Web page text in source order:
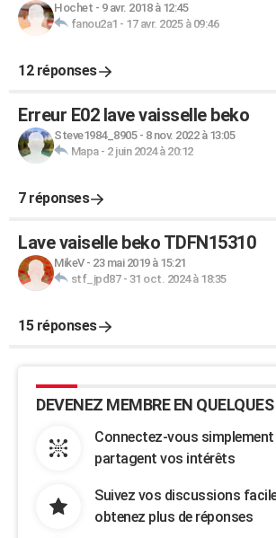
Hochet - 9 avr. 2018 à 12:45
fanou2a1 - 17 avr. 2025 à 09:46
12 réponses
Erreur E02 lave vaisselle beko
Steve1984_8905- 8 nov. 2022 à 13:05
Mapa- 2 juin 2024 à 20:12
7 réponses
Lave vaiselle beko TDFN15310
MikeV- 23 mai 2019 à 15:21
stf_jpd87- 31 oct. 2024 à 18:35
15 réponses
DEVENEZ MEMBRE EN
Connectez-vous simplement
partagent vos intérêts
Suivez vos discussions
obtenez plus de réponses